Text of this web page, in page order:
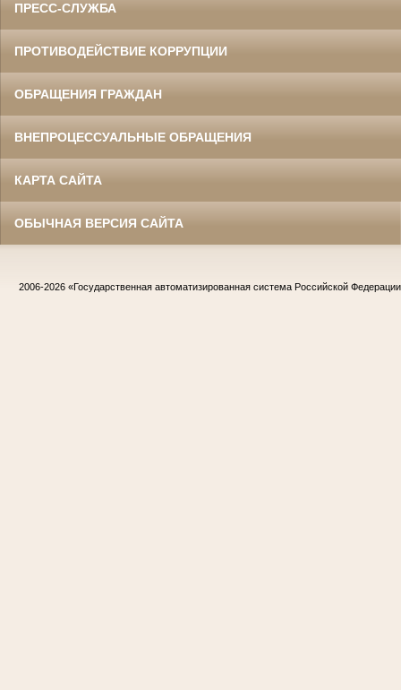
ПРЕСС-СЛУЖБА
ПРОТИВОДЕЙСТВИЕ КОРРУПЦИИ
ОБРАЩЕНИЯ ГРАЖДАН
ВНЕПРОЦЕССУАЛЬНЫЕ ОБРАЩЕНИЯ
КАРТА САЙТА
ОБЫЧНАЯ ВЕРСИЯ САЙТА
2006-2026 «Государственная автоматизированная система Российской